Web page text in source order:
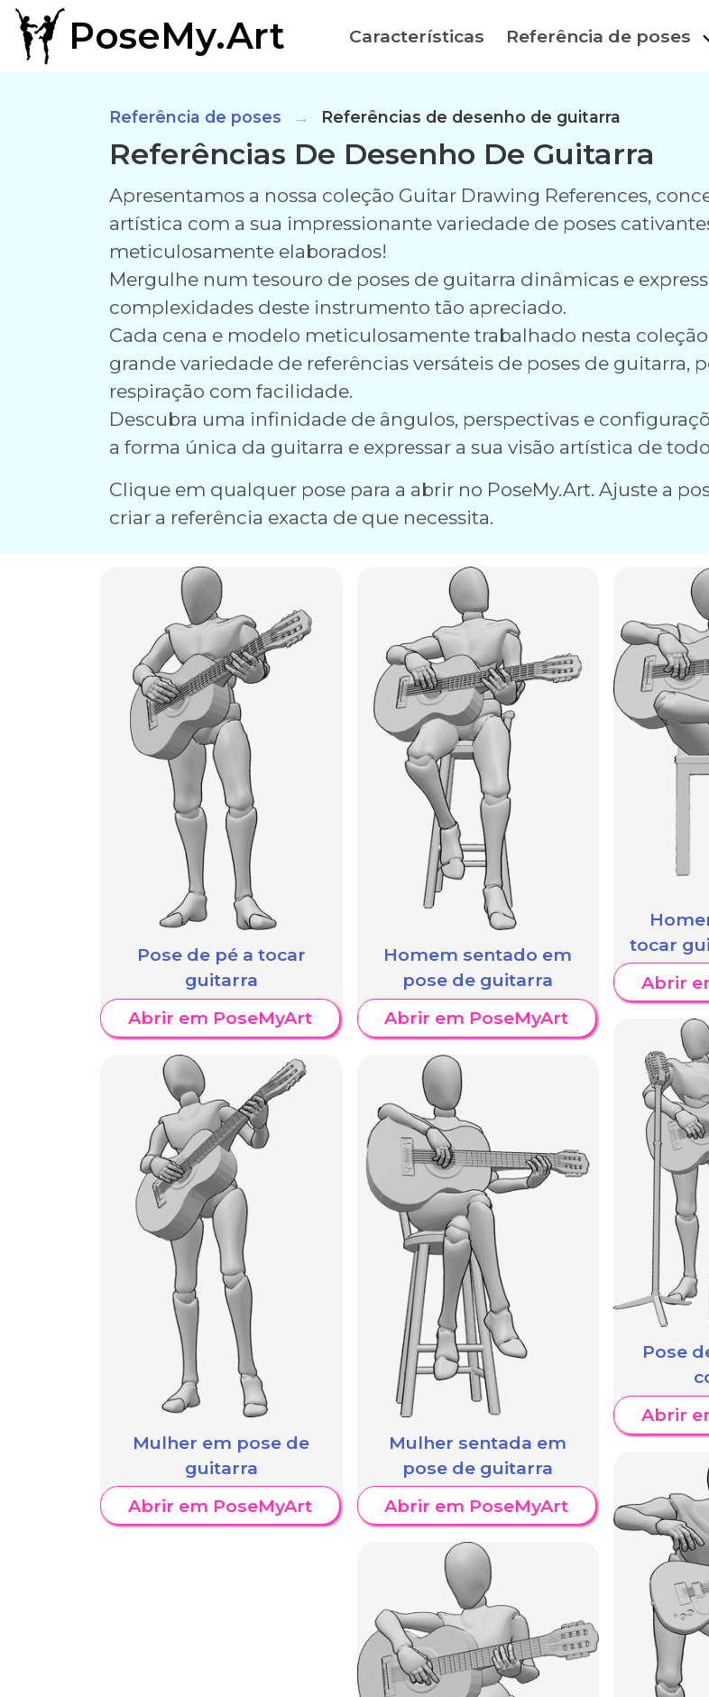
PoseMy.Art Características Referência de poses
Referência de poses Referências de desenho de guitarra
Referências De Desenho De Guitarra
Apresentamos a nossa coleção Guitar Drawing References,
artística com a sua impressionante variedade de poses
meticulosamente elaborados!
Mergulhe num tesouro de poses de guitarra dinâmicas e
complexidades deste instrumento tão apreciado.
Cada cena e modelo meticulosamente trabalhado nesta
grande variedade de referências versáteis de poses de guitarra,
respiração com facilidade.
Descubra uma infinidade de ângulos, perspectivas e
a forma única da guitarra e expressar a sua visão artística de
Clique em qualquer pose para a abrir no PoseMy.Art. Ajuste a
criar a referência exacta de que necessita.
Pose de pé a tocar
guitarra
Abrir em PoseMyArt
Mulher em pose de
guitarra
Abrir em PoseMyArt
Homem sentado em
pose de guitarra
Abrir em PoseMyArt
Mulher sentada em
pose de guitarra
Abrir em PoseMyArt
tocar
Abrir
Pose
Abrir